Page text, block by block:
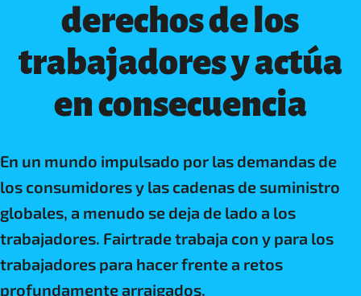
derechos de los
trabajadores y actúa
en consecuencia
En un mundo impulsado por las demandas de
los consumidores y las cadenas de suministro
globales, a menudo se deja de lado a los
trabajadores. Fairtrade trabaja con y para los
trabajadores para hacer frente a retos
profundamente arraigados.